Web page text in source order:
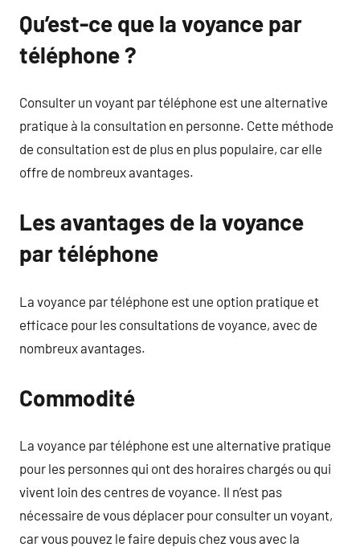
Qu’est-ce que la voyance par
téléphone ?
Consulter un voyant par téléphone est une alternative
pratique à la consultation en personne. Cette méthode
de consultation est de plus en plus populaire, car elle
offre de nombreux avantages.
Les avantages de la voyance
par téléphone
La voyance par téléphone est une option pratique et
efficace pour les consultations de voyance, avec de
nombreux avantages.
Commodité
La voyance par téléphone est une alternative pratique
pour les personnes qui ont des horaires chargés ou qui
vivent loin des centres de voyance. Il n’est pas
nécessaire de vous déplacer pour consulter un voyant,
car vous pouvez le faire depuis chez vous avec la